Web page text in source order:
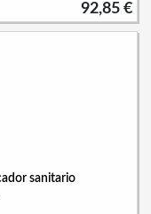
92,85 €
sanitario